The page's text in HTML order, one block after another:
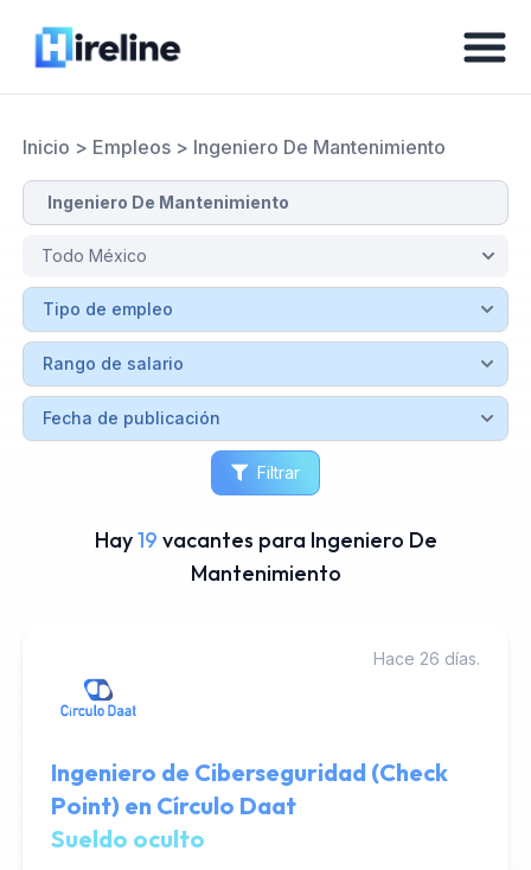
Inicio > Empleos> Ingeniero De Mantenimiento
Filtrar
Hay19 vacantes para Ingeniero De
Mantenimiento
Hace 26 días.
Ingeniero de Ciberseguridad (Check
Point) en Círculo Daat
Sueldo oculto